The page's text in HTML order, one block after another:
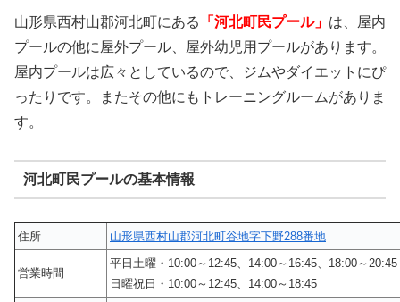
山形県西村山郡河北町にある 「河北町民プール」 は、屋内
プールの他に屋外プール、屋外幼児用プールがあります。
屋内プールは広々としているので、ジムやダイエットにぴ
ったりです。またその他にもトレーニングルームがありま
す。
河北町民プールの基本情報
住所 山形県西村山郡河北町谷地字下野288番地
営業時間
平日土曜・10:00～12:45、14:00～16:45、18:00～20:45
日曜祝日・10:00～12:45、14:00～18:45